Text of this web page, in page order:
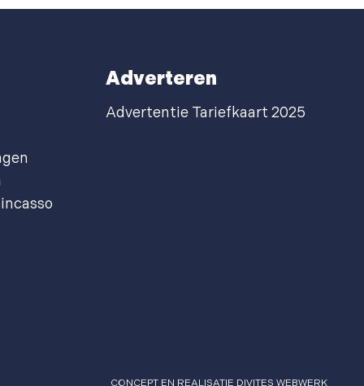
Adverteren
Advertentie Tariefkaart 2025
CONCEPT EN REALISATIE DIVITES WEBWERK